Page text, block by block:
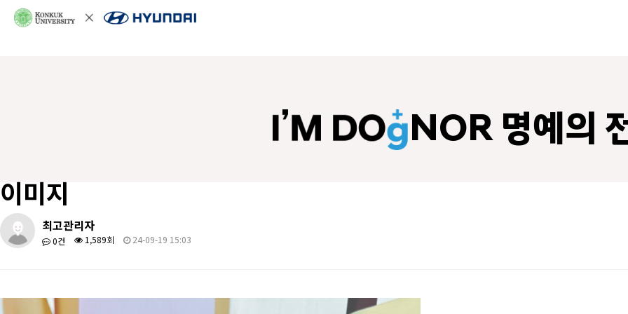
NOR 명예의
이미지
최고관리자
0건 1,589회 24-09-19 15:03